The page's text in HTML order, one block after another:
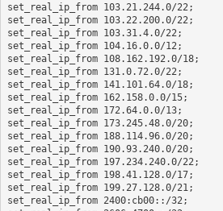
set_real_ip_from 103.21.244.0/22;
set_real_ip_from 103.22.200.0/22;
set_real_ip_from 103.31.4.0/22;
set_real_ip_from 104.16.0.0/12;
set_real_ip_from 108.162.192.0/18;
set_real_ip_from 131.0.72.0/22;
set_real_ip_from 141.101.64.0/18;
set_real_ip_from 162.158.0.0/15;
set_real_ip_from 172.64.0.0/13;
set_real_ip_from 173.245.48.0/20;
set_real_ip_from 188.114.96.0/20;
set_real_ip_from 190.93.240.0/20;
set_real_ip_from 197.234.240.0/22;
set_real_ip_from 198.41.128.0/17;
set_real_ip_from 199.27.128.0/21;
set_real_ip_from 2400:cb00::/32;